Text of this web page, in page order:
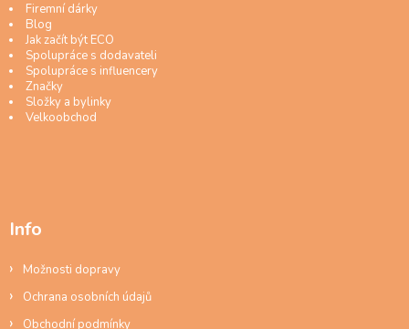
Firemní dárky
Blog
Jak začít být ECO
Spolupráce s dodavateli
Spolupráce s influencery
Značky
Složky a bylinky
Velkoobchod
Info
Možnosti dopravy
Ochrana osobních údajů
Obchodní podmínky